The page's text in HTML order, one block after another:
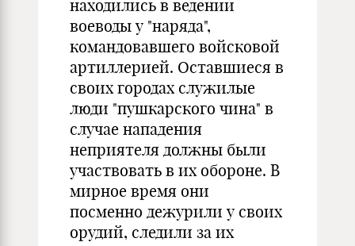
находились в ведении
воеводы у "наряда",
командовавшего войсковой
артиллерией. Оставшиеся в
своих городах служилые
люди "пушкарского чина" в
случае нападения
неприятеля должны были
участвовать в их обороне. В
мирное время они
посменно дежурили у своих
орудий, следили за их